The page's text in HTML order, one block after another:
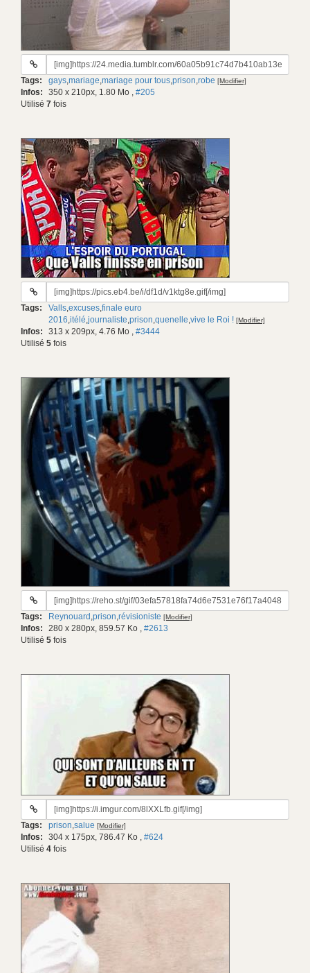
URL
gif:
Tags: gays,mariage,mariage pour tous,prison,robe [Modifier]
Infos: 350 x 210px, 1.80 Mo , #205
Utilisé 7 fois
URL
gif:
Tags: Valls,excuses,finale euro
2016,itélé,journaliste,prison,quenelle,vive le Roi ! [Modifier]
Infos: 313 x 209px, 4.76 Mo , #3444
Utilisé 5 fois
URL
gif:
Tags: Reynouard ,prison,révisioniste [Modifier]
Infos: 280 x 280px, 859.57 Ko , #2613
Utilisé 5 fois
URL
gif:
Tags: prison,salue [Modifier]
Infos: 304 x 175px, 786.47 Ko , #624
Utilisé 4 fois